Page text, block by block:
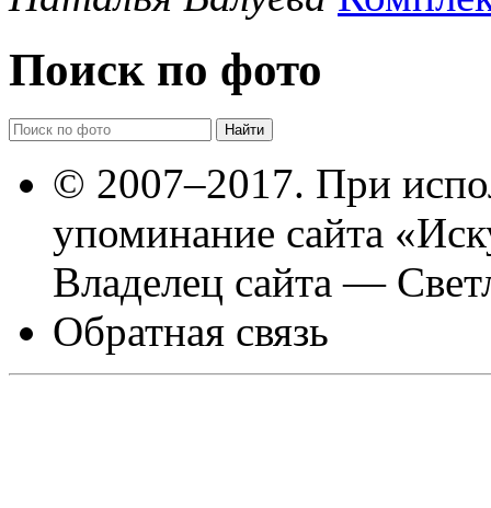
Поиск по фото
© 2007–2017. При
упоминание сайта
Владелец сайта —
Обратная связь